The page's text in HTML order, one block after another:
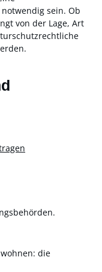
sein. Ob
von der Lage, Art
die